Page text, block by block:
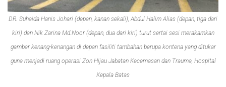
DR. Suhaida Hanis Johari (depan, kanan sekali), Abdul Halim Alias (depan, tiga dari
kiri) dan Nik Zarina Md.Noor (depan, dua dari kiri) turut sertai sesi merakamkan
gambar kenang-kenangan di depan fasiliti tambahan berupa kontena yang ditukar
guna menjadi ruang operasi Zon Hijau Jabatan Kecemasan dan Trauma, Hospital
Kepala Batas